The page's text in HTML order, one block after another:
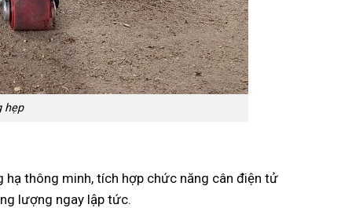
hẹp
thông minh, tích hợp chức năng cân điện tử
lượng ngay lập tức.